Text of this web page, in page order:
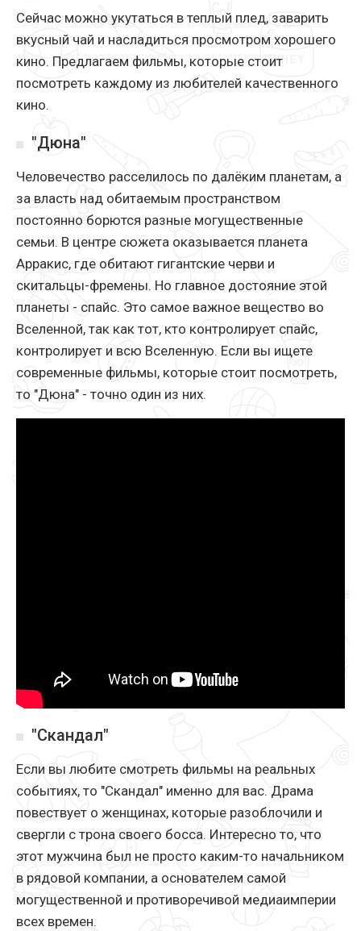
Сейчас можно укутаться в теплый плед, заварить
вкусный чай и насладиться просмотром хорошего
кино. Предлагаем фильмы, которые стоит
посмотреть каждому из любителей качественного
кино.
"Дюна"
Человечество расселилось по далёким планетам, а
за власть над обитаемым пространством
постоянно борются разные могущественные
семьи. В центре сюжета оказывается планета
Арракис, где обитают гигантские черви и
скитальцы-фремены. Но главное достояние этой
планеты - спайс. Это самое важное вещество во
Вселенной, так как тот, кто контролирует спайс,
контролирует и всю Вселенную. Если вы ищете
современные фильмы, которые стоит посмотреть,
то "Дюна" - точно один из них.
"Скандал"
Если вы любите смотреть фильмы на реальных
событиях, то "Скандал" именно для вас. Драма
повествует о женщинах, которые разоблочили и
свергли с трона своего босса. Интересно то, что
этот мужчина был не просто каким-то начальником
в рядовой компании, а основателем самой
могущественной и противоречивой медиаимперии
всех времен.